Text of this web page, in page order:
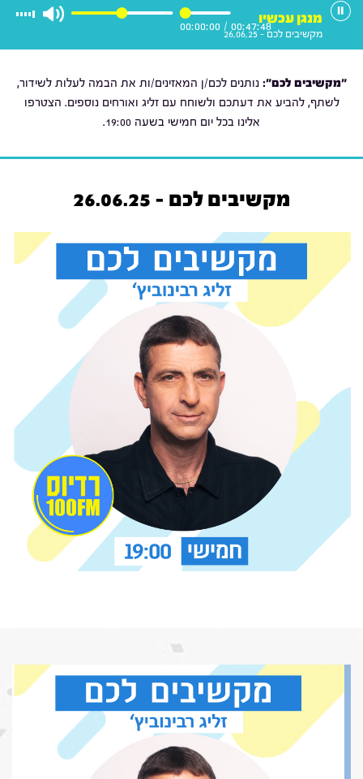
00:47:48
/
00:00:00
מנגן עכשיו
מקשיבים לכם - 26.06.25
"מקשיבים לכם": נותנים לכם/ן המאזינים/ות את הבמה לעלות לשידור,
לשתף, להביע את דעתכם ולשוחח עם זליג ואורחים נוספים. הצטרפו
אלינו בכל יום חמישי בשעה 19:00.
מקשיבים לכם - 26.06.25